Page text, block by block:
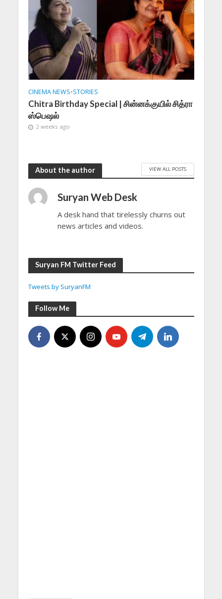
CINEMA NEWS•STORIES
Chitra Birthday Special | சின்னக்குயில் சித்ரா
ஸ்பெஷல்
2 weeks ago
About the author VIEW ALL POSTS
Suryan Web Desk
A desk hand that tirelessly churns out
news articles and videos.
Suryan FM Twitter Feed
Tweets by SuryanFM
Follow Me